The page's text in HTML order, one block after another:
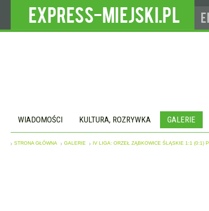
WIADOMOŚCI KULTURA, ROZRYWKA GALERIE
STRONA GŁÓWNA GALERIE IV LIGA: ORZEŁ ZĄBKOWICE ŚLĄSKIE 1:1 (0:1)